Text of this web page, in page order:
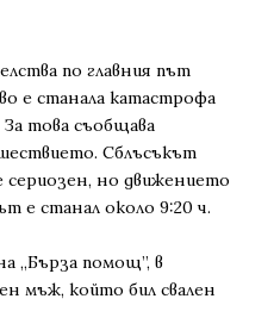
по главния път
е станала катастрофа
това съобщава
Сблъсъкът
но движението
е станал около 9:20 ч.
„Бърза помощ”, в
мъж, който бил свален